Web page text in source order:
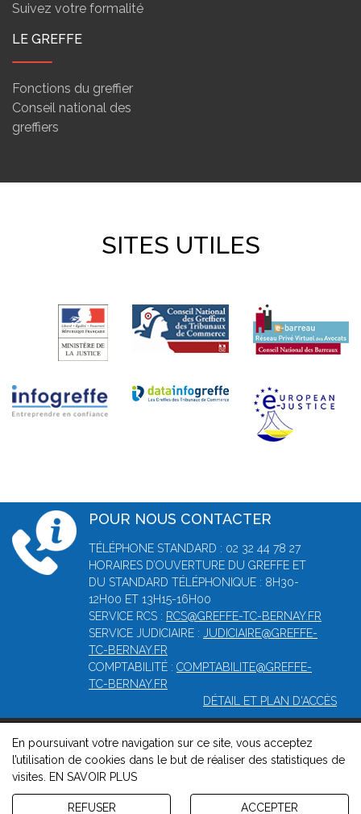
Suivez votre formalité
LE GREFFE
Fonctions du greffier
Conseil national des
greffiers
SITES UTILES
POUR NOUS CONTACTER
TÉLÉPHONE STANDARD : 02 32 44 78 27
HORAIRES D’OUVERTURE DU GREFFE ET
DU STANDARD TÉLÉPHONIQUE : 8H30-
12H00 ET 13H15-16H00
SERVICE RCS : RCS@GREFFE-TC-BERNAY.FR
SERVICE JUDICIAIRE : JUDICIAIRE@GREFFE-
TC-BERNAY.FR
COMPTABILITÉ : COMPTABILITE@GREFFE-
TC-BERNAY.FR
DÉTAIL ET PLAN D'ACCÈS
© 2026, Greffe du Tribunal de Commerce de Bernay -Mentions
légales-Contact -Gestion des cookies -Politique de
confidentialité et de cookies
Version : 1.8.1
En poursuivant votre navigation sur ce site, vous acceptez
l’utilisation de cookies dans le but de réaliser des statistiques de
visites.
EN SAVOIR PLUS
REFUSER ACCEPTER